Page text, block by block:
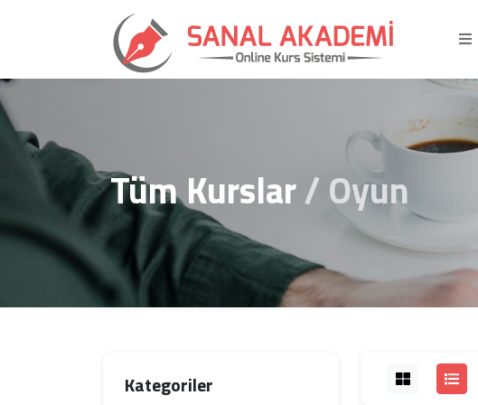
Tüm Kurslar Oyun
Kategoriler